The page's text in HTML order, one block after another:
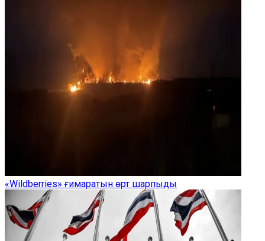
«Wildberries» ғимаратын өрт шарпыды